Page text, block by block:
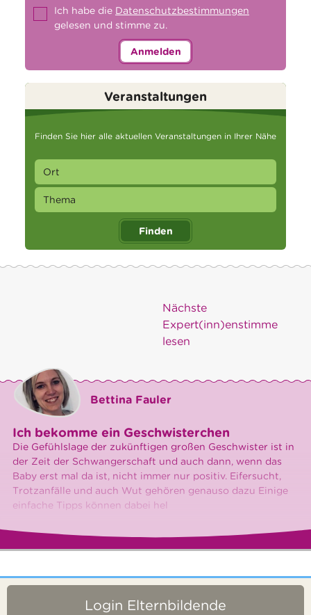
Ich habe die Datenschutzbestimmungen
gelesen und stimme zu.
Anmelden
Veranstaltungen
Finden Sie hier alle aktuellen Veranstaltungen in Ihrer Nähe
Finden
Nächste
Expert(inn)enstimme
lesen
Bettina Fauler
Ich bekomme ein Geschwisterchen
Die Gefühlslage der zukünftigen großen Geschwister ist in
der Zeit der Schwangerschaft und auch dann, wenn das
Baby erst mal da ist, nicht immer nur positiv. Eifersucht,
Trotzanfälle und auch Wut gehören genauso dazu Einige
einfache Tipps können dabei hel
Login Elternbildende